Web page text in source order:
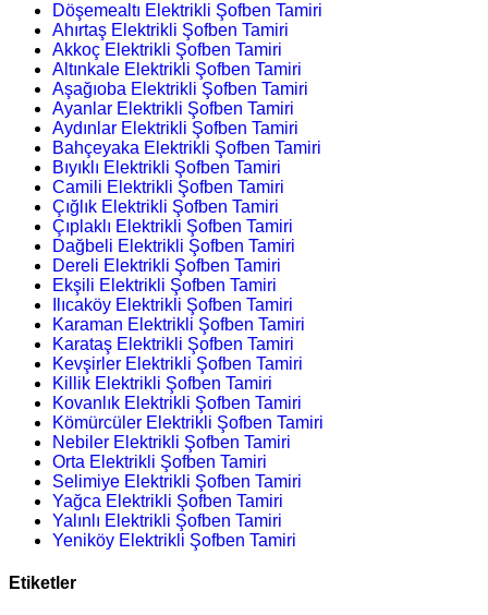
Döşemealtı Elektrikli Şofben Tamiri
Ahırtaş Elektrikli Şofben Tamiri
Akkoç Elektrikli Şofben Tamiri
Altınkale Elektrikli Şofben Tamiri
Aşağıoba Elektrikli Şofben Tamiri
Ayanlar Elektrikli Şofben Tamiri
Aydınlar Elektrikli Şofben Tamiri
Bahçeyaka Elektrikli Şofben Tamiri
Bıyıklı Elektrikli Şofben Tamiri
Camili Elektrikli Şofben Tamiri
Çığlık Elektrikli Şofben Tamiri
Çıplaklı Elektrikli Şofben Tamiri
Dağbeli Elektrikli Şofben Tamiri
Dereli Elektrikli Şofben Tamiri
Ekşili Elektrikli Şofben Tamiri
Ilıcaköy Elektrikli Şofben Tamiri
Karaman Elektrikli Şofben Tamiri
Karataş Elektrikli Şofben Tamiri
Kevşirler Elektrikli Şofben Tamiri
Killik Elektrikli Şofben Tamiri
Kovanlık Elektrikli Şofben Tamiri
Kömürcüler Elektrikli Şofben Tamiri
Nebiler Elektrikli Şofben Tamiri
Orta Elektrikli Şofben Tamiri
Selimiye Elektrikli Şofben Tamiri
Yağca Elektrikli Şofben Tamiri
Yalınlı Elektrikli Şofben Tamiri
Yeniköy Elektrikli Şofben Tamiri
Etiketler